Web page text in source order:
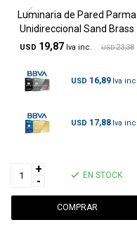
Luminaria de Pared Parma
Unidireccional Sand Brass
USD 19,87 USD 23,38
USD 16,89
USD 17,88
+
-
EN STOCK